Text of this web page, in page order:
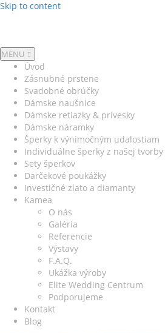
Skip to content
MENU
Úvod
Zásnubné prstene
Svadobné obrúčky
Dámske naušnice
Dámske retiazky & prívesky
Dámske náramky
Šperky k výnimočným udalostiam
Individuálne šperky z našej tvorby
Sety šperkov
Darčekové poukážky
Investičné zlato a diamanty
Kamea
O nás
Galéria
Referencie
Výstavy
F.A.Q.
Ukážka výroby
Elite Wedding Centrum
Podporujeme
Kontakt
Blog